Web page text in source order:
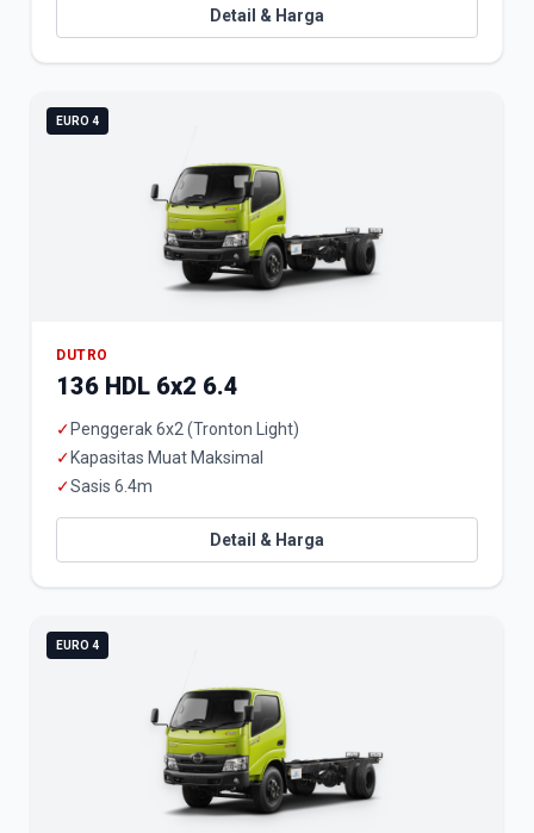
Detail & Harga
EURO 4
DUTRO
136 HDL 6x2 6.4
✓ Penggerak 6x2 (Tronton Light)
✓ Kapasitas Muat Maksimal
✓Sasis 6.4m
Detail & Harga
EURO 4